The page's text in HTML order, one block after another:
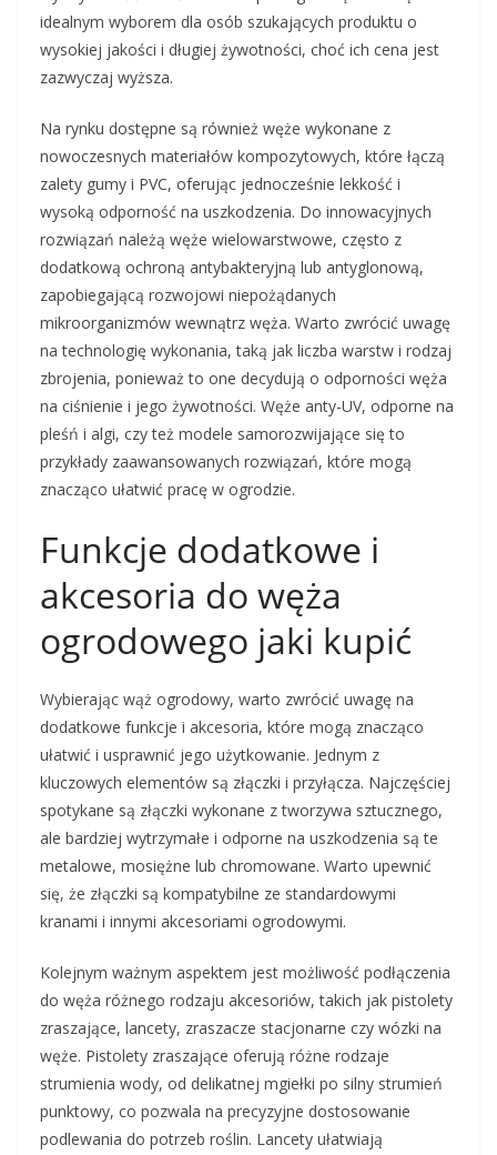
idealnym wyborem dla osób szukających produktu o
wysokiej jakości i długiej żywotności, choć ich cena jest
zazwyczaj wyższa.
Na rynku dostępne są również węże wykonane z
nowoczesnych materiałów kompozytowych, które łączą
zalety gumy i PVC, oferując jednocześnie lekkość i
wysoką odporność na uszkodzenia. Do innowacyjnych
rozwiązań należą węże wielowarstwowe, często z
dodatkową ochroną antybakteryjną lub antyglonową,
zapobiegającą rozwojowi niepożądanych
mikroorganizmów wewnątrz węża. Warto zwrócić uwagę
na technologię wykonania, taką jak liczba warstw i rodzaj
zbrojenia, ponieważ to one decydują o odporności węża
na ciśnienie i jego żywotności. Węże anty-UV, odporne na
pleśń i algi, czy też modele samorozwijające się to
przykłady zaawansowanych rozwiązań, które mogą
znacząco ułatwić pracę w ogrodzie.
Funkcje dodatkowe i
akcesoria do węża
ogrodowego jaki kupić
Wybierając wąż ogrodowy, warto zwrócić uwagę na
dodatkowe funkcje i akcesoria, które mogą znacząco
ułatwić i usprawnić jego użytkowanie. Jednym z
kluczowych elementów są złączki i przyłącza. Najczęściej
spotykane są złączki wykonane z tworzywa sztucznego,
ale bardziej wytrzymałe i odporne na uszkodzenia są te
metalowe, mosiężne lub chromowane. Warto upewnić
się, że złączki są kompatybilne ze standardowymi
kranami i innymi akcesoriami ogrodowymi.
Kolejnym ważnym aspektem jest możliwość podłączenia
do węża różnego rodzaju akcesoriów, takich jak pistolety
zraszające, lancety, zraszacze stacjonarne czy wózki na
węże. Pistolety zraszające oferują różne rodzaje
strumienia wody, od delikatnej mgiełki po silny strumień
punktowy, co pozwala na precyzyjne dostosowanie
podlewania do potrzeb roślin. Lancety ułatwiają